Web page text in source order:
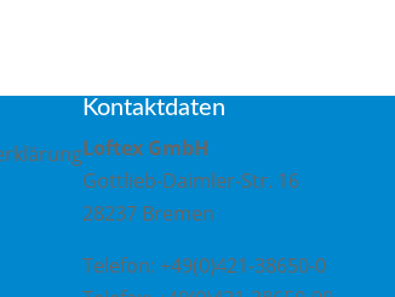
Kontaktdaten
Loftex GmbH
Gottlieb-Daimler-Str. 16
28237 Bremen
Telefon: +49(0)421-38650-0